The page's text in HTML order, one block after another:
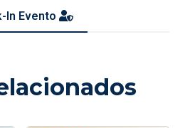
In Evento